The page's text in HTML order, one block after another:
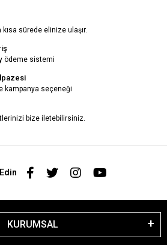
sürede elinize ulaşır.
ödeme sistemi
kampanya seçeneği
bize iletebilirsiniz.
KURUMSAL